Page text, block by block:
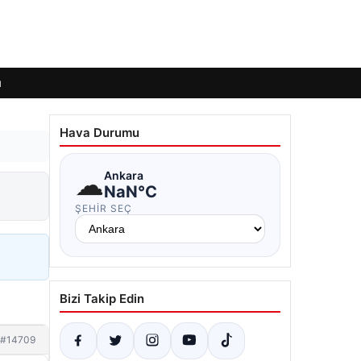
#14709
Hava Durumu
☁Ankara
NaN°C
ŞEHIR SEÇ
Bizi Takip Edin